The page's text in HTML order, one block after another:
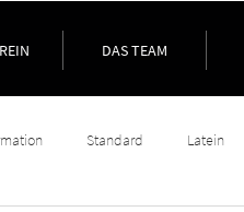
DAS TEAM
Standard Latein